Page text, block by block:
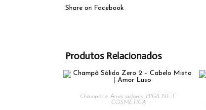
Share on Facebook
Produtos Relacionados
Champôs e Amaciadores HIGIENE E
COSMÉTICA